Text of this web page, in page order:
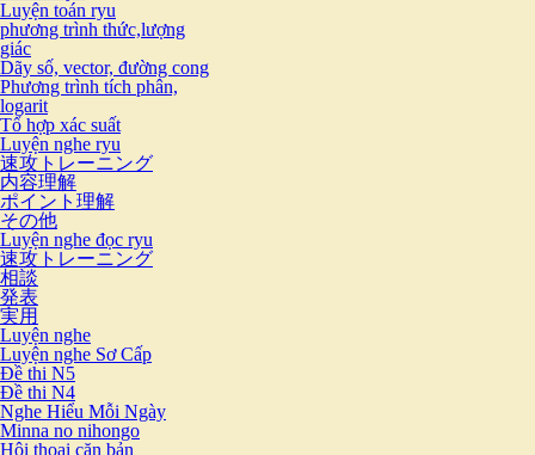
Luyện toán ryu
phương trình thức,lượng
giác
Dãy số, vector, đường cong
Phương trình tích phân,
logarit
Tổ hợp xác suất
Luyện nghe ryu
速攻トレーニング
内容理解
ポイント理解
その他
Luyện nghe đọc ryu
速攻トレーニング
相談
発表
実用
Luyện nghe
Luyện nghe Sơ Cấp
Đề thi N5
Đề thi N4
Nghe Hiểu Mỗi Ngày
Minna no nihongo
Hội thoại căn bản